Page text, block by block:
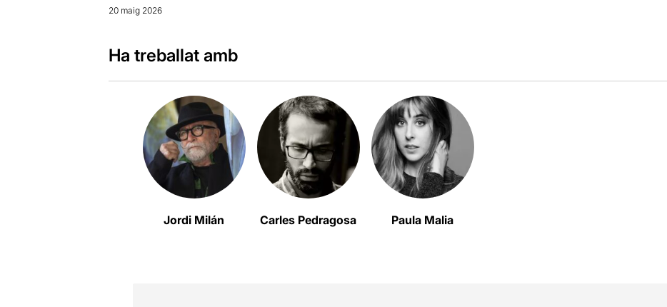
20 maig 2026
Ha treballat amb
Jordi Milán Carles Pedragosa Paula Malia